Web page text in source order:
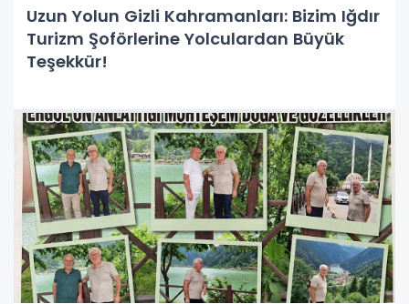
Uzun Yolun Gizli Kahramanları: Bizim Iğdır
Turizm Şoförlerine Yolculardan Büyük
Teşekkür!